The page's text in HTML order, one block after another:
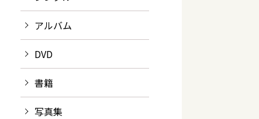
アルバム
DVD
書籍
写真集